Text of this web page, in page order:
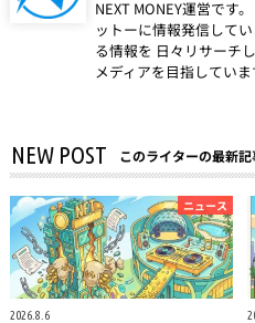
NEXT MONEY運営です
ットーに情報発信して
る情報を 日々リサーチ
メディアを目指していま
NEW POST このライターの最新記
ニュース
2026.8.6